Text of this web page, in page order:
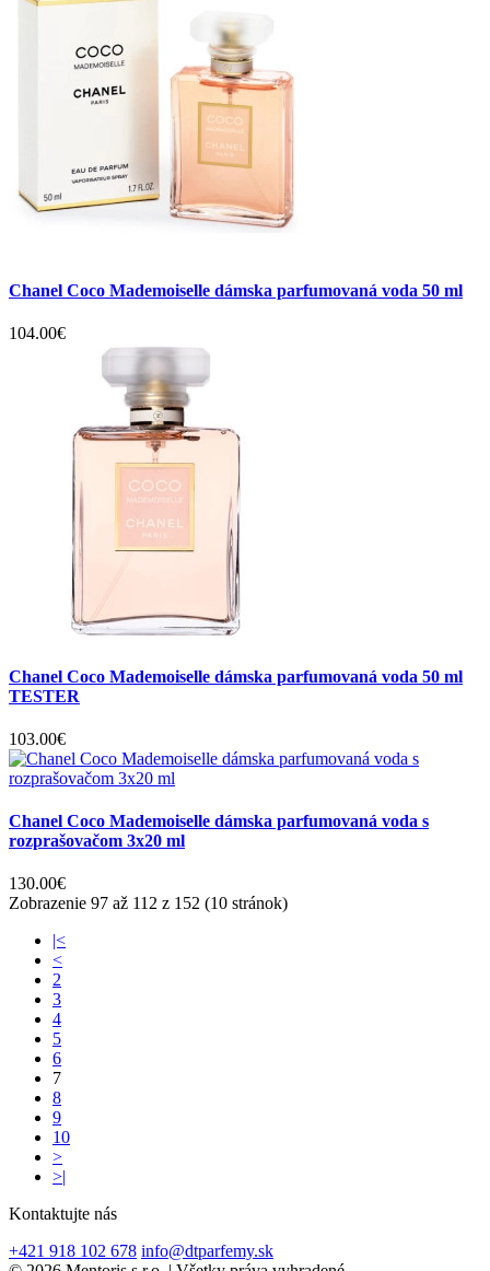
Chanel Coco Mademoiselle dámska parfumovaná voda 50 ml
104.00€
Chanel Coco Mademoiselle dámska parfumovaná voda 50 ml
TESTER
103.00€
Chanel Coco Mademoiselle dámska parfumovaná voda s
rozprašovačom 3x20 ml
130.00€
Zobrazenie 97 až 112 z 152 (10 stránok)
|<
<
2
3
4
5
6
7
8
9
10
>
>|
Kontaktujte nás
+421 918 102 678 info@dtparfemy.sk